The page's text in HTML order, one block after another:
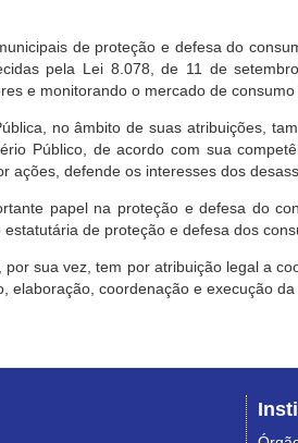
de proteção e defesa do
pela Lei 8.078, de 11 de
e monitorando o mercado de
no âmbito de suas atribuições,
Público, de acordo com sua
ações, defende os interesses dos
papel na proteção e defesa do
de proteção e defesa dos
por sua vez, tem por atribuição legal a
elaboração, coordenação e execução